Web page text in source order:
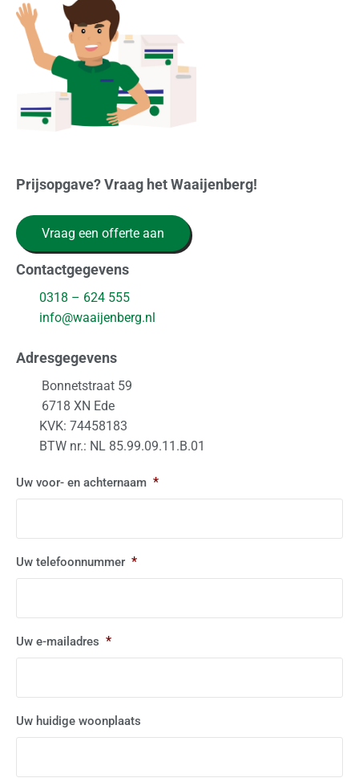
Prijsopgave? Vraag het Waaijenberg!
Vraag een offerte aan
Contactgegevens
0318 – 624 555
info@waaijenberg.nl
Adresgegevens
Bonnetstraat 59
6718 XN Ede
KVK: 74458183
BTW nr.: NL 85.99.09.11.B.01
Uw voor- en achternaam *
Uw telefoonnummer *
Uw e-mailadres *
Uw huidige woonplaats